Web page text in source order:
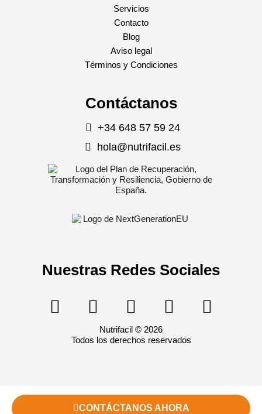
Servicios
Contacto
Blog
Aviso legal
Términos y Condiciones
Contáctanos
+34 648 57 59 24
hola@nutrifacil.es
Nuestras Redes Sociales
Nutrifacil © 2026
Todos los derechos reservados
CONTÁCTANOS AHORA